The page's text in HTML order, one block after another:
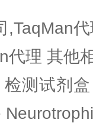
,TaqMan
代理 其他
测试剂